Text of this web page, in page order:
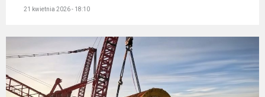
21 kwietnia 2026 - 18:10